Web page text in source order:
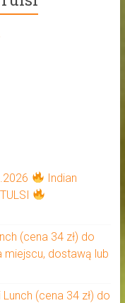
Indian
(cena 34 zł) do
miejscu, dostawą lub
(cena 34 zł) do